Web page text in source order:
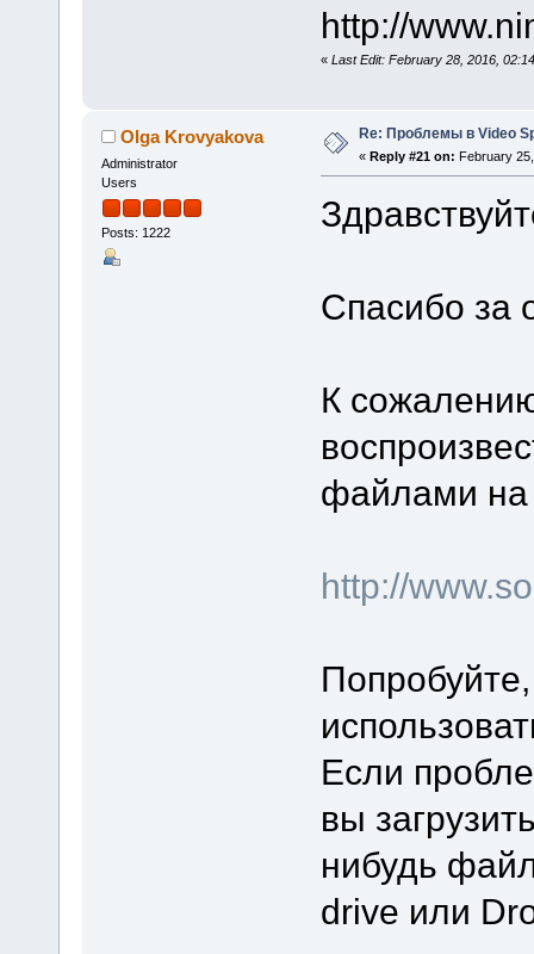
http://
« Last Edit: February 28, 2016,
Olga Krovyakova
Administrator
Users
Posts: 1222
Re: Проблемы в Video
« Reply #21 on: February
Спасибо за
К
файлами на
http://
Если
вы
нибудь
drive или